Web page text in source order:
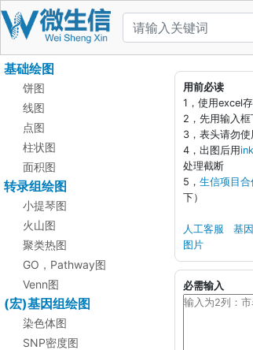
基础绘图
饼图
线图
点图
柱状图
面积图
转录组绘图
小提琴图
火山图
聚类热图
GO，Pathway图
Venn图
(宏)基因组绘图
染色体图
SNP密度图
用前必读
1，使用excel
2，先用输入框
3，表头请勿
4，出图后用
处理截断
5， 生信项目合
下）
人工客服 基
图片
必需输入